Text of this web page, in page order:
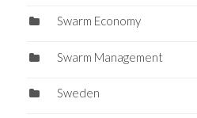
Swarm Economy
Swarm Management
Sweden